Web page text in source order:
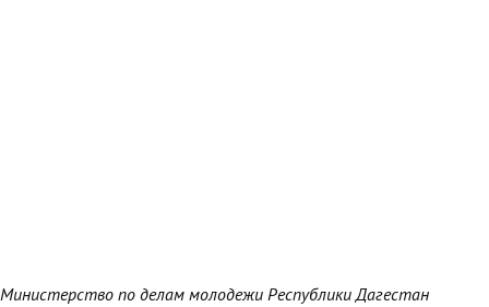
Министерство по делам молодежи Республики Дагестан